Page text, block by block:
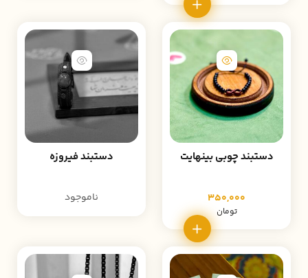
دستبند چوبی بینهایت
350,000
تومان
دستبند فیروزه
ناموجود